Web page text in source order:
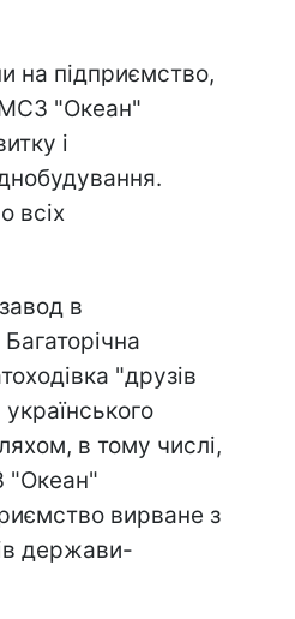
на підприємство,
МСЗ "Океан"
і
всіх
в
"друзів
в тому числі,
"Океан"
вирване з
держави-